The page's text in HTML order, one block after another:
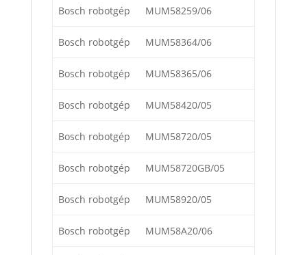
Bosch robotgép MUM58259/06
Bosch robotgép MUM58364/06
Bosch robotgép MUM58365/06
Bosch robotgép MUM58420/05
Bosch robotgép MUM58720/05
Bosch robotgép MUM58720GB/05
Bosch robotgép MUM58920/05
Bosch robotgép MUM58A20/06